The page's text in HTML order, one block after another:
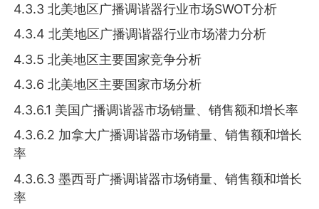
4.3.3 北美地区广播调谐器行业市场SWOT分析
4.3.4 北美地区广播调谐器行业市场潜力分析
4.3.5 北美地区主要国家竞争分析
4.3.6 北美地区主要国家市场分析
4.3.6.1 美国广播调谐器市场销量、销售额和增长率
4.3.6.2 加拿大广播调谐器市场销量、销售额和增长
率
4.3.6.3 墨西哥广播调谐器市场销量、销售额和增长
率